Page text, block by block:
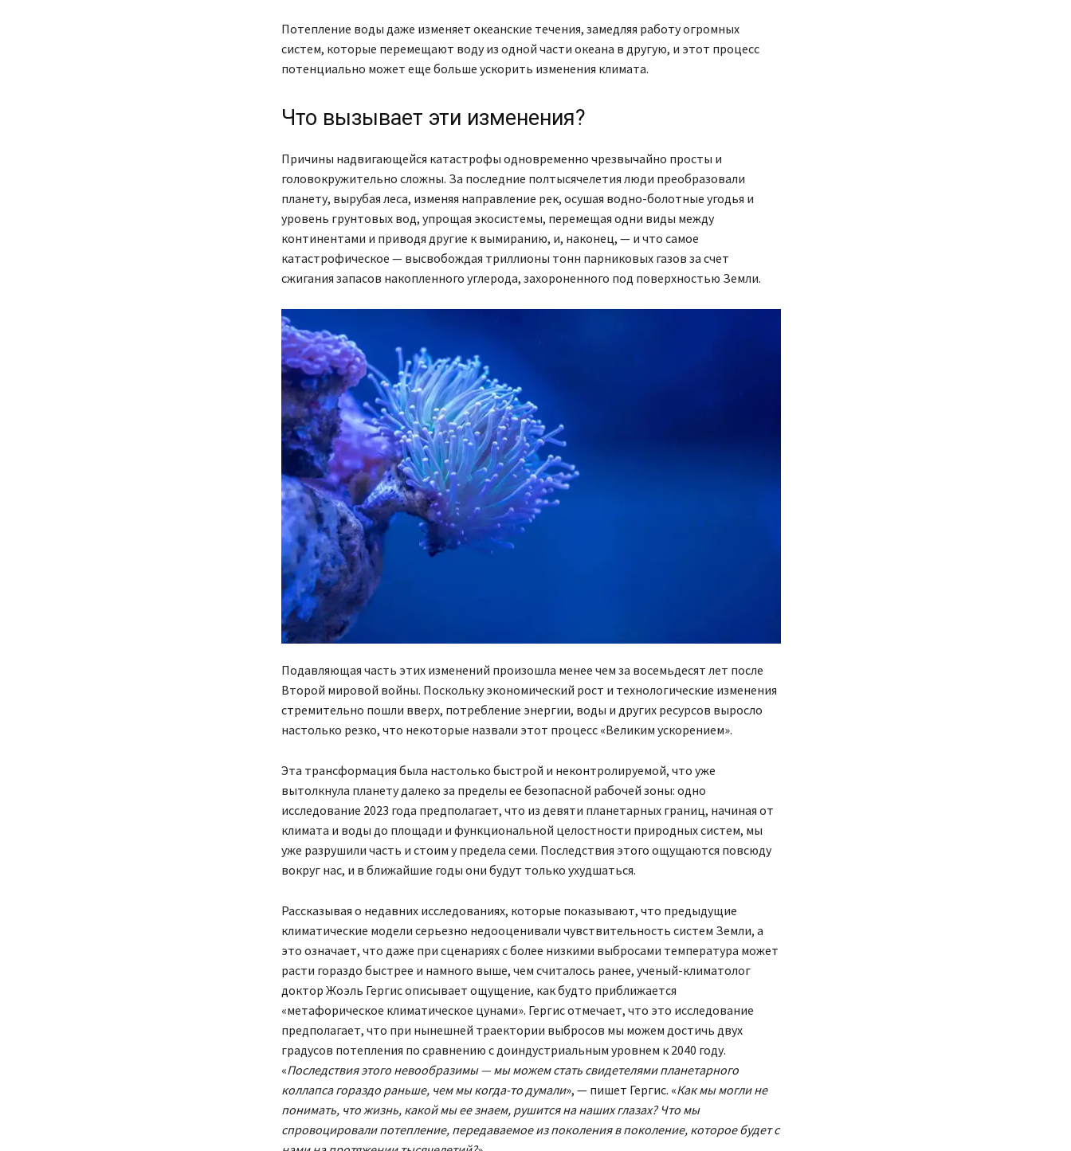
Потепление воды даже изменяет океанские течения, замедляя работу огромных
систем, которые перемещают воду из одной части океана в другую, и этот процесс
потенциально может еще больше ускорить изменения климата.
Что вызывает эти изменения?
Причины надвигающейся катастрофы одновременно чрезвычайно просты и
головокружительно сложны. За последние полтысячелетия люди преобразовали
планету, вырубая леса, изменяя направление рек, осушая водно-болотные угодья и
уровень грунтовых вод, упрощая экосистемы, перемещая одни виды между
континентами и приводя другие к вымиранию, и, наконец, — и что самое
катастрофическое — высвобождая триллионы тонн парниковых газов за счет
сжигания запасов накопленного углерода, захороненного под поверхностью Земли.
Подавляющая часть этих изменений произошла менее чем за восемьдесят лет после
Второй мировой войны. Поскольку экономический рост и технологические изменения
стремительно пошли вверх, потребление энергии, воды и других ресурсов выросло
настолько резко, что некоторые назвали этот процесс «Великим ускорением».
Эта трансформация была настолько быстрой и неконтролируемой, что уже
вытолкнула планету далеко за пределы ее безопасной рабочей зоны: одно
исследование 2023 года предполагает, что из девяти планетарных границ, начиная от
климата и воды до площади и функциональной целостности природных систем, мы
уже разрушили часть и стоим у предела семи. Последствия этого ощущаются повсюду
вокруг нас, и в ближайшие годы они будут только ухудшаться.
Рассказывая о недавних исследованиях, которые показывают, что предыдущие
климатические модели серьезно недооценивали чувствительность систем Земли, а
это означает, что даже при сценариях с более низкими выбросами температура может
расти гораздо быстрее и намного выше, чем считалось ранее, ученый-климатолог
доктор Жоэль Гергис описывает ощущение, как будто приближается
«метафорическое климатическое цунами». Гергис отмечает, что это исследование
предполагает, что при нынешней траектории выбросов мы можем достичь двух
градусов потепления по сравнению с доиндустриальным уровнем к 2040 году.
«Последствия этого невообразимы — мы можем стать свидетелями планетарного
коллапса гораздо раньше, чем мы когда-то думали», — пишет Гергис. «Как мы могли не
понимать, что жизнь, какой мы ее знаем, рушится на наших глазах? Что мы
спровоцировали потепление, передаваемое из поколения в поколение, которое будет с